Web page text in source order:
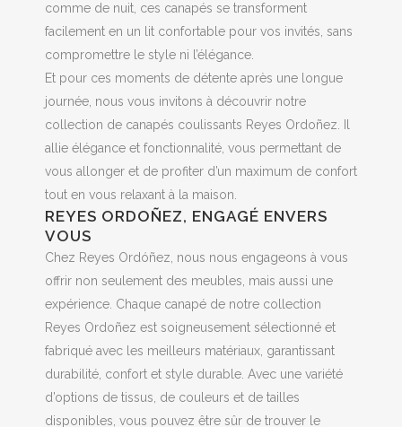
comme de nuit, ces canapés se transforment
facilement en un lit confortable pour vos invités, sans
compromettre le style ni l’élégance.
Et pour ces moments de détente après une longue
journée, nous vous invitons à découvrir notre
collection de canapés coulissants Reyes Ordoñez. Il
allie élégance et fonctionnalité, vous permettant de
vous allonger et de profiter d’un maximum de confort
tout en vous relaxant à la maison.
REYES ORDOÑEZ, ENGAGÉ ENVERS
VOUS
Chez Reyes Ordóñez, nous nous engageons à vous
offrir non seulement des meubles, mais aussi une
expérience. Chaque canapé de notre collection
Reyes Ordoñez est soigneusement sélectionné et
fabriqué avec les meilleurs matériaux, garantissant
durabilité, confort et style durable. Avec une variété
d’options de tissus, de couleurs et de tailles
disponibles, vous pouvez être sûr de trouver le